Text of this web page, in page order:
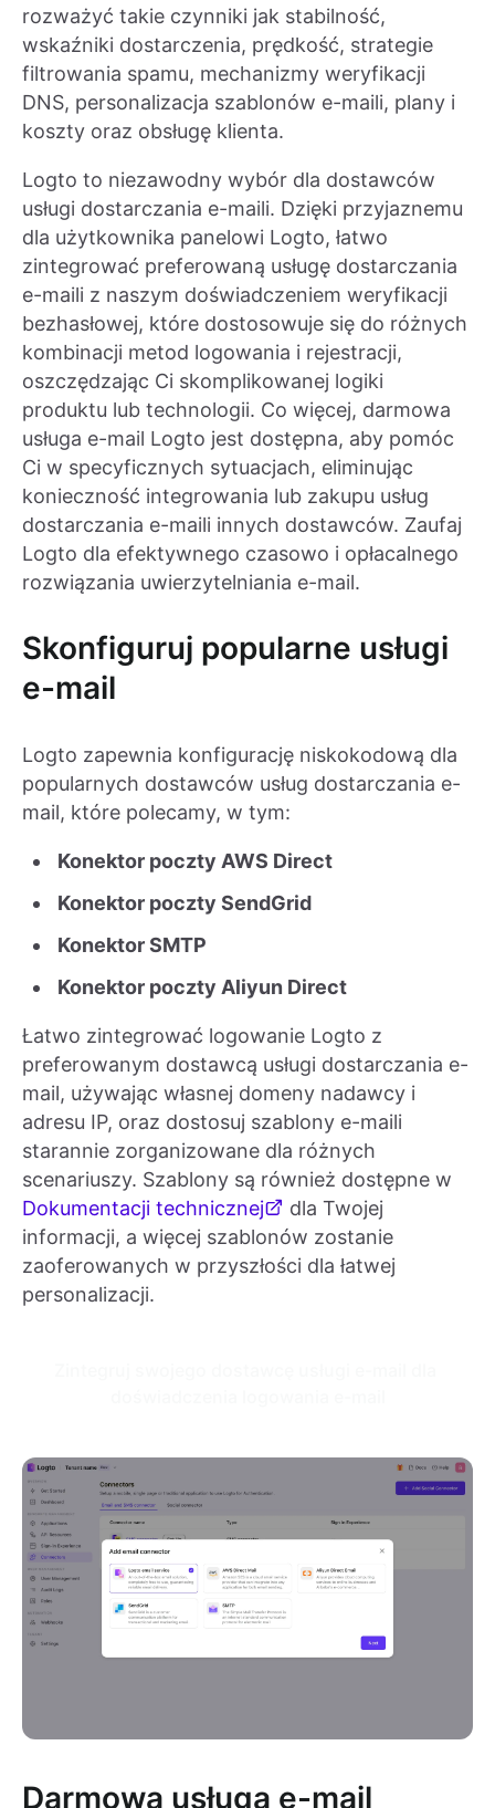
rozważyć takie czynniki jak stabilność,
wskaźniki dostarczenia, prędkość, strategie
filtrowania spamu, mechanizmy weryfikacji
DNS, personalizacja szablonów e-maili, plany i
koszty oraz obsługę klienta.
Logto to niezawodny wybór dla dostawców
usługi dostarczania e-maili. Dzięki przyjaznemu
dla użytkownika panelowi Logto, łatwo
zintegrować preferowaną usługę dostarczania
e-maili z naszym doświadczeniem weryfikacji
bezhasłowej, które dostosowuje się do różnych
kombinacji metod logowania i rejestracji,
oszczędzając Ci skomplikowanej logiki
produktu lub technologii. Co więcej, darmowa
usługa e-mail Logto jest dostępna, aby pomóc
Ci w specyficznych sytuacjach, eliminując
konieczność integrowania lub zakupu usług
dostarczania e-maili innych dostawców. Zaufaj
Logto dla efektywnego czasowo i opłacalnego
rozwiązania uwierzytelniania e-mail.
Skonfiguruj popularne usługi
e-mail
Logto zapewnia konfigurację niskokodową dla
popularnych dostawców usług dostarczania e-
mail, które polecamy, w tym:
Konektor poczty AWS Direct
Konektor poczty SendGrid
Konektor SMTP
Konektor poczty Aliyun Direct
Łatwo zintegrować logowanie Logto z
preferowanym dostawcą usługi dostarczania e-
mail, używając własnej domeny nadawcy i
adresu IP, oraz dostosuj szablony e-maili
starannie zorganizowane dla różnych
scenariuszy. Szablony są również dostępne w
Dokumentacji technicznej
dla Twojej
informacji, a więcej szablonów zostanie
zaoferowanych w przyszłości dla łatwej
personalizacji.
Darmowa usługa e-mail